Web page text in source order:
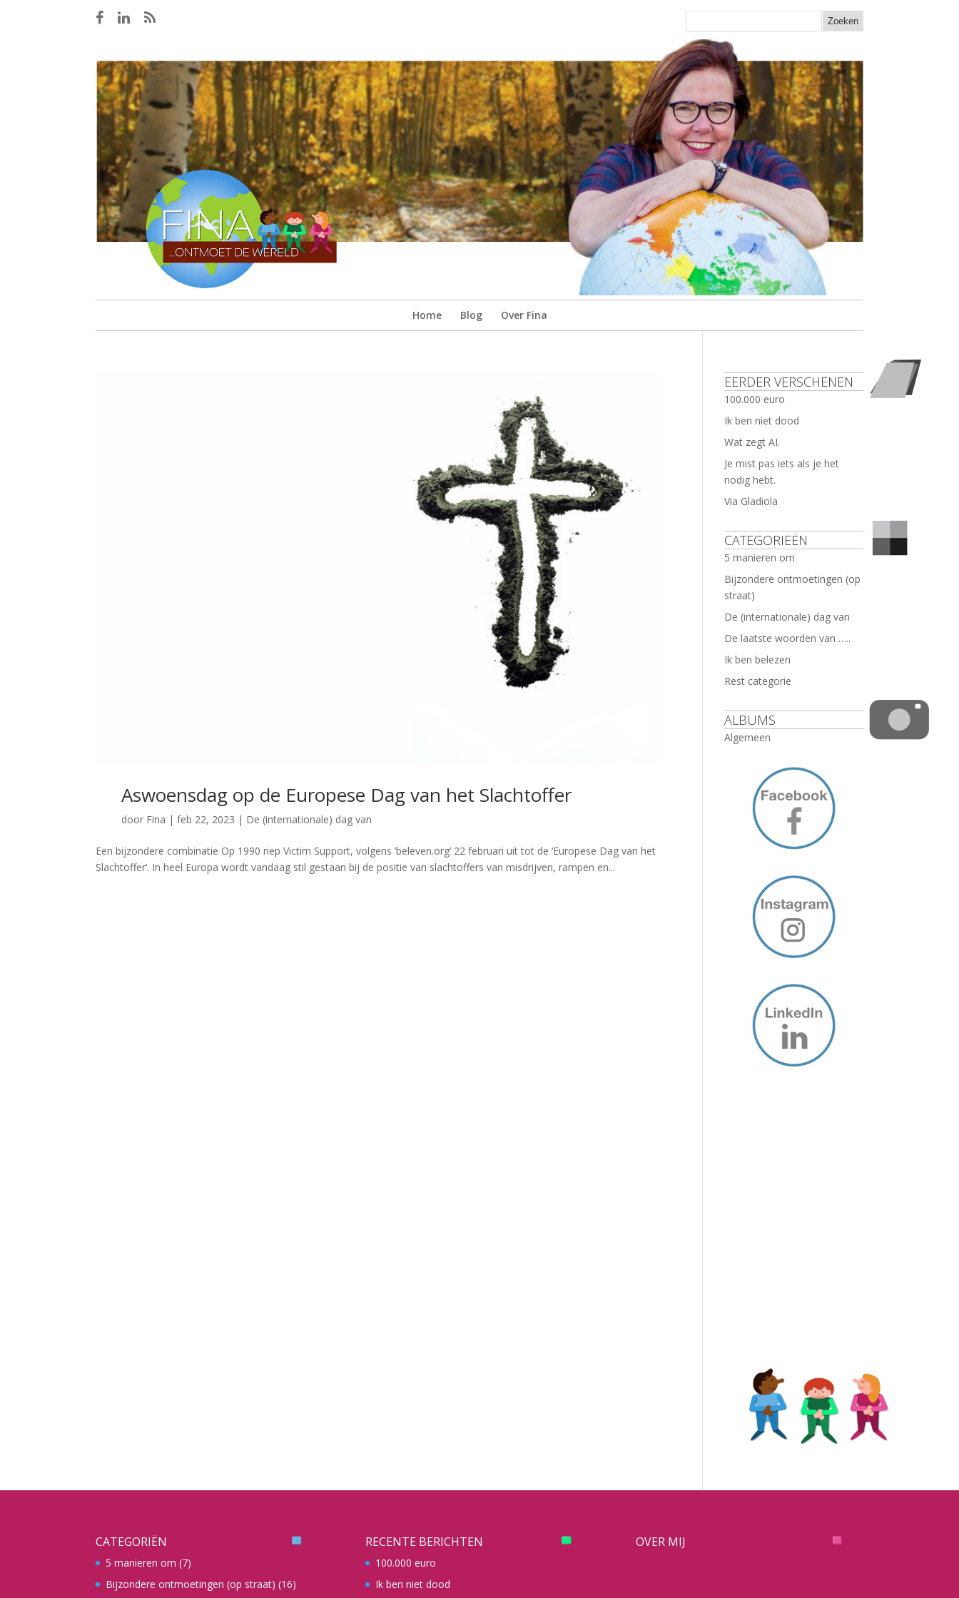
Home Blog Over Fina
Aswoensdag op de Europese Dag van het Slachtoffer
door Fina |feb 22, 2023 | De (internationale) dag van
Een bijzondere combinatie Op 1990 riep Victim Support, volgens ‘beleven.org’ 22 februari uit tot de ‘Europese Dag van het
Slachtoffer’. In heel Europa wordt vandaag stil gestaan bij de positie van slachtoffers van misdrijven, rampen en...
EERDER VERSCHENEN
100.000 euro
Ik ben niet dood
Wat zegt AI.
Je mist pas iets als je het
nodig hebt.
Via Gladiola
CATEGORIEËN
5 manieren om
Bijzondere ontmoetingen (op
straat)
De (internationale) dag van
De laatste woorden van …..
Ik ben belezen
Rest categorie
ALBUMS
Algemeen
CATEGORIËN
5 manieren om (7)
Bijzondere ontmoetingen (op straat) (16)
RECENTE BERICHTEN
100.000 euro
Ik ben niet dood
OVER MIJ